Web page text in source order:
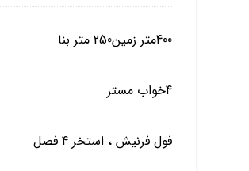
400متر زمین250 متر بنا
4خواب مستر
فول فرنیش ، استخر 4 فصل